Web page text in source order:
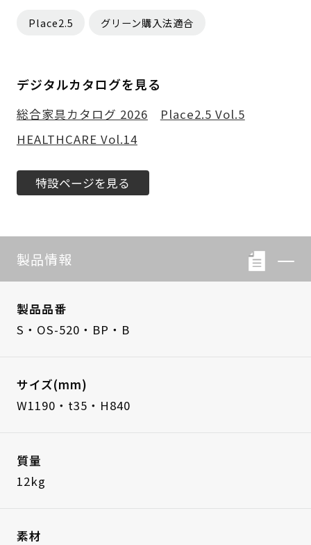
Place2.5 グリーン購入法適合
デジタルカタログを見る
総合家具カタログ 2026
Place2.5 Vol.5
HEALTHCARE Vol.14
特設ページを見る
製品情報
製品品番
S・OS-520・BP・B
サイズ(mm)
W1190・t35・H840
質量
12kg
素材